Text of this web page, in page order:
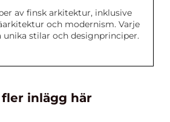
av finsk arkitektur, inklusive
och modernism. Varje
unika stilar och designprinciper.
fler inlägg här